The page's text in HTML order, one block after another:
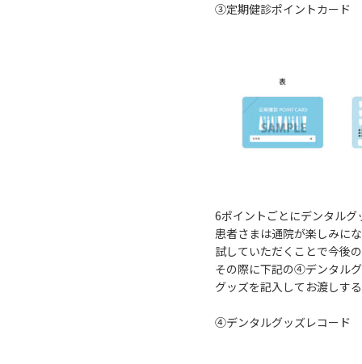
③定期健診ポイントカード
6ポイントごとにデンタル
患者さまは通院が楽しみに
試していただくことで今後
その際に下記の④デンタル
グッズを記入してお渡しす
④デンタルグッズレコード